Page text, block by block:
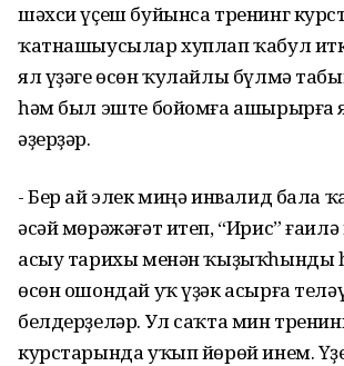
шәхси үҫеш буйынса тренинг
ҡатнашыусылар хуплап ҡабул
ял үҙәге өсөн ҡулайлы бүлмә
һәм был эште бойомға ашырырға
әҙерҙәр.
- Бер ай элек миңә инвалид бала
әсәй мөрәжәғәт итеп, “Ирис”
асыу тарихы менән ҡыҙыҡһынды
өсөн ошондай уҡ үҙәк асырға
белдерҙеләр. Ул саҡта мин
курстарында уҡып йөрөй инем.